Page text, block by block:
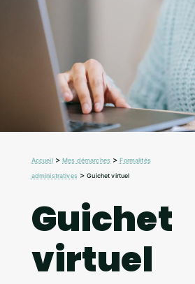
Accueil>Mes démarches >Formalités
administratives>Guichet virtuel
Guichet
virtuel